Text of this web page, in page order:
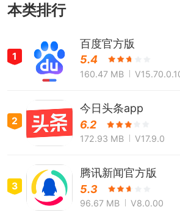
本类排行
1
百度官方版
5.4
160.47 MB
2
今日头条app
6.2
172.93 MB V17.9.0
3
腾讯新闻官方版
5.3
96.67 MB V8.0.00